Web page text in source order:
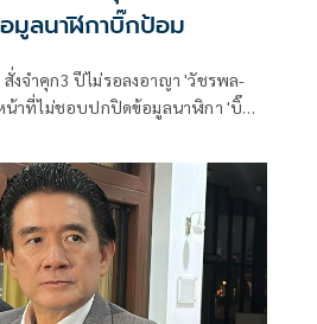
ลนาฬิกาบิ๊กป้อม
งจำคุก3 ปีไม่รอลงอาญา 'วัชรพล-
าที่ไม่ชอบปกปิดข้อมูลนาฬิกา 'บิ๊ก